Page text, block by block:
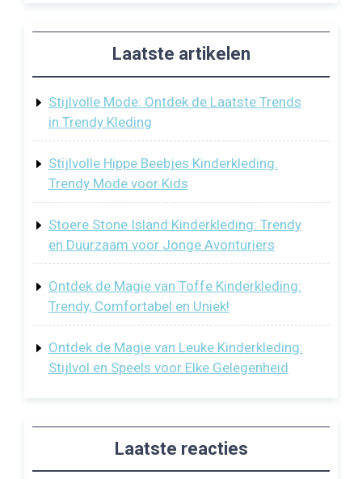
Laatste artikelen
Stijlvolle Mode: Ontdek de Laatste Trends
in Trendy Kleding
Stijlvolle Hippe Beebjes Kinderkleding:
Trendy Mode voor Kids
Stoere Stone Island Kinderkleding: Trendy
en Duurzaam voor Jonge Avonturiers
Ontdek de Magie van Toffe Kinderkleding:
Trendy, Comfortabel en Uniek!
Ontdek de Magie van Leuke Kinderkleding:
Stijlvol en Speels voor Elke Gelegenheid
Laatste reacties